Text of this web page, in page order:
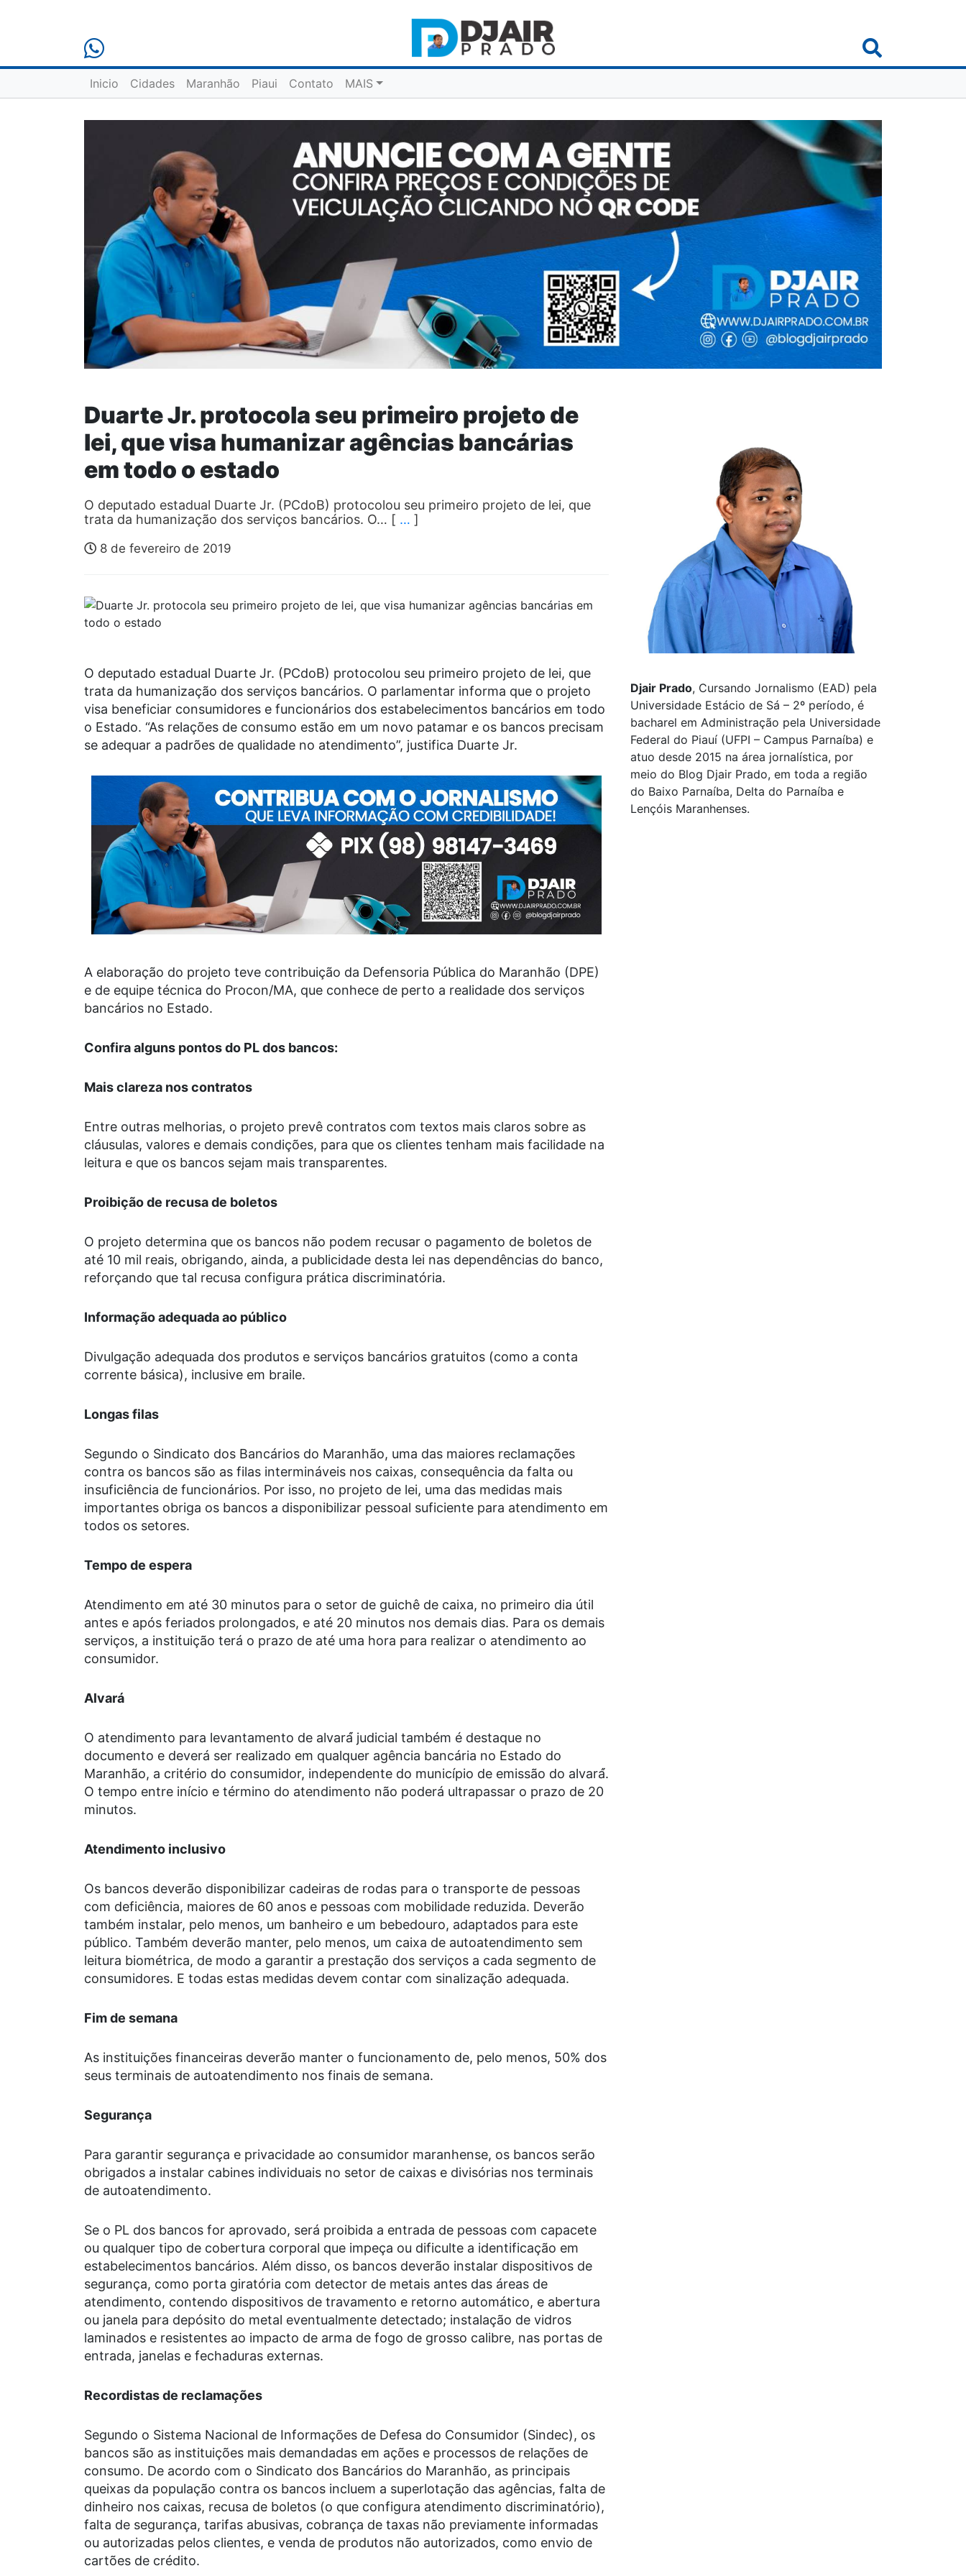
Inicio Cidades Maranhão Piaui Contato MAIS
Duarte Jr. protocola seu primeiro projeto de
lei, que visa humanizar agências bancárias
em todo o estado
O deputado estadual Duarte Jr. (PCdoB) protocolou seu primeiro projeto de lei, que
trata da humanização dos serviços bancários. O… [ … ]
8 de fevereiro de 2019
O deputado estadual Duarte Jr. (PCdoB) protocolou seu primeiro projeto de lei, que
trata da humanização dos serviços bancários. O parlamentar informa que o projeto
visa beneficiar consumidores e funcionários dos estabelecimentos bancários em todo
o Estado. “As relações de consumo estão em um novo patamar e os bancos precisam
se adequar a padrões de qualidade no atendimento”, justifica Duarte Jr.
A elaboração do projeto teve contribuição da Defensoria Pública do Maranhão (DPE)
e de equipe técnica do Procon/MA, que conhece de perto a realidade dos serviços
bancários no Estado.
Confira alguns pontos do PL dos bancos:
Mais clareza nos contratos
Entre outras melhorias, o projeto prevê contratos com textos mais claros sobre as
cláusulas, valores e demais condições, para que os clientes tenham mais facilidade na
leitura e que os bancos sejam mais transparentes.
Proibição de recusa de boletos
O projeto determina que os bancos não podem recusar o pagamento de boletos de
até 10 mil reais, obrigando, ainda, a publicidade desta lei nas dependências do banco,
reforçando que tal recusa configura prática discriminatória.
Informação adequada ao público
Divulgação adequada dos produtos e serviços bancários gratuitos (como a conta
corrente básica), inclusive em braile.
Longas filas
Segundo o Sindicato dos Bancários do Maranhão, uma das maiores reclamações
contra os bancos são as filas intermináveis nos caixas, consequência da falta ou
insuficiência de funcionários. Por isso, no projeto de lei, uma das medidas mais
importantes obriga os bancos a disponibilizar pessoal suficiente para atendimento em
todos os setores.
Tempo de espera
Atendimento em até 30 minutos para o setor de guichê de caixa, no primeiro dia útil
antes e após feriados prolongados, e até 20 minutos nos demais dias. Para os demais
serviços, a instituição terá o prazo de até uma hora para realizar o atendimento ao
consumidor.
Alvará
O atendimento para levantamento de alvará́ judicial também é destaque no
documento e deverá ser realizado em qualquer agência bancária no Estado do
Maranhão, a critério do consumidor, independente do município de emissão do alvará́.
O tempo entre início e término do atendimento não poderá ultrapassar o prazo de 20
minutos.
Atendimento inclusivo
Os bancos deverão disponibilizar cadeiras de rodas para o transporte de pessoas
com deficiência, maiores de 60 anos e pessoas com mobilidade reduzida. Deverão
também instalar, pelo menos, um banheiro e um bebedouro, adaptados para este
público. Também deverão manter, pelo menos, um caixa de autoatendimento sem
leitura biométrica, de modo a garantir a prestação dos serviços a cada segmento de
consumidores. E todas estas medidas devem contar com sinalização adequada.
Fim de semana
As instituições financeiras deverão manter o funcionamento de, pelo menos, 50% dos
seus terminais de autoatendimento nos finais de semana.
Segurança
Para garantir segurança e privacidade ao consumidor maranhense, os bancos serão
obrigados a instalar cabines individuais no setor de caixas e divisórias nos terminais
de autoatendimento.
Se o PL dos bancos for aprovado, será proibida a entrada de pessoas com capacete
ou qualquer tipo de cobertura corporal que impeça ou dificulte a identificação em
estabelecimentos bancários. Além disso, os bancos deverão instalar dispositivos de
segurança, como porta giratória com detector de metais antes das áreas de
atendimento, contendo dispositivos de travamento e retorno automático, e abertura
ou janela para depósito do metal eventualmente detectado; instalação de vidros
laminados e resistentes ao impacto de arma de fogo de grosso calibre, nas portas de
entrada, janelas e fechaduras externas.
Recordistas de reclamações
Segundo o Sistema Nacional de Informações de Defesa do Consumidor (Sindec), os
bancos são as instituições mais demandadas em ações e processos de relações de
consumo. De acordo com o Sindicato dos Bancários do Maranhão, as principais
queixas da população contra os bancos incluem a superlotação das agências, falta de
dinheiro nos caixas, recusa de boletos (o que configura atendimento discriminatório),
falta de segurança, tarifas abusivas, cobrança de taxas não previamente informadas
ou autorizadas pelos clientes, e venda de produtos não autorizados, como envio de
cartões de crédito.
Djair Prado, Cursando Jornalismo (EAD) pela
Universidade Estácio de Sá – 2º período, é
bacharel em Administração pela Universidade
Federal do Piauí (UFPI – Campus Parnaíba) e
atuo desde 2015 na área jornalística, por
meio do Blog Djair Prado, em toda a região
do Baixo Parnaíba, Delta do Parnaíba e
Lençóis Maranhenses.